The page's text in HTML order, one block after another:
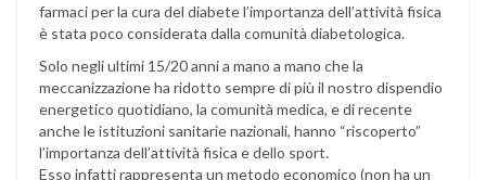
farmaci per la cura del diabete l’importanza dell’attività fisica
è stata poco considerata dalla comunità diabetologica.
Solo negli ultimi 15/20 anni a mano a mano che la
meccanizzazione ha ridotto sempre di più il nostro dispendio
energetico quotidiano, la comunità medica, e di recente
anche le istituzioni sanitarie nazionali, hanno “riscoperto”
l’importanza dell’attività fisica e dello sport.
Esso infatti rappresenta un metodo economico (non ha un